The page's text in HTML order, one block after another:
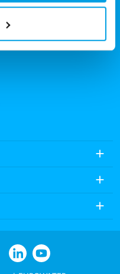
add
add
add